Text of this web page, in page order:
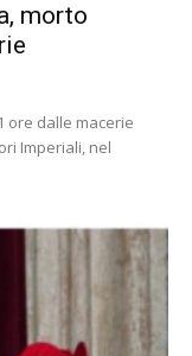
morto
ore dalle macerie
Imperiali, nel